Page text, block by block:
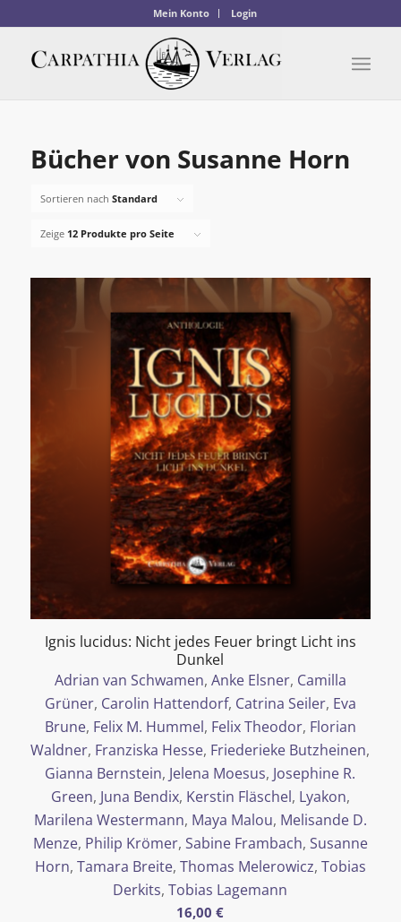
Mein Konto Login
Bücher von Susanne Horn
Sortieren nach Standard
Zeige 12 Produkte pro Seite
Ignis lucidus: Nicht jedes Feuer bringt Licht ins
Dunkel
Adrian van Schwamen, Anke Elsner, Camilla
Grüner, Carolin Hattendorf, Catrina Seiler, Eva
Brune, Felix M. Hummel, Felix Theodor, Florian
Waldner, Franziska Hesse, Friederieke Butzheinen,
Gianna Bernstein, Jelena Moesus, Josephine R.
Green, Juna Bendix, Kerstin Fläschel, Lyakon,
Marilena Westermann, Maya Malou, Melisande D.
Menze, Philip Krömer, Sabine Frambach, Susanne
Horn, Tamara Breite, Thomas Melerowicz, Tobias
Derkits,Tobias Lagemann
16,00€